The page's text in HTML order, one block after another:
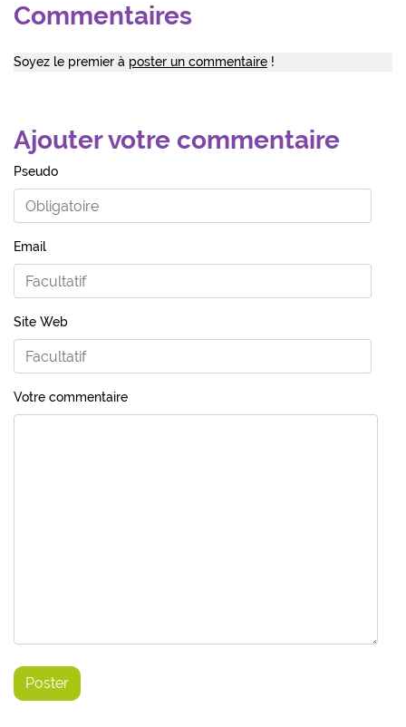
Commentaires
Soyez le premier à poster un commentaire !
Ajouter votre commentaire
Pseudo
Email
Site Web
Votre commentaire